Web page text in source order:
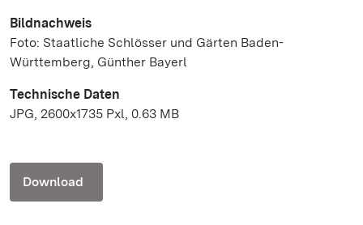
Bildnachweis
Foto: Staatliche Schlösser und Gärten Baden-
Württemberg, Günther Bayerl
Technische Daten
JPG, 2600x1735 Pxl, 0.63 MB
Download